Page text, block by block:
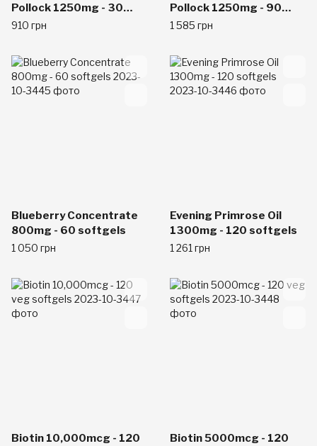
Pollock 1250mg - 30
softgels
910 грн
Pollock 1250mg - 90
softgels
1 585 грн
Blueberry Concentrate
800mg - 60 softgels
1 050 грн
Evening Primrose Oil
1300mg - 120 softgels
1 261 грн
Biotin 10,000mcg - 120
Biotin 5000mcg - 120